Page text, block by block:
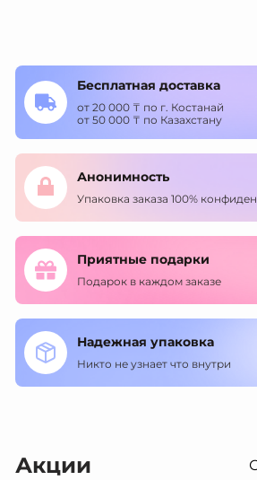
Бесплатная доставка
от 20 000 ₸ по г. Костанай
от 50 000 ₸ по Казахстану
Анонимность
Упаковка заказа 100%
Приятные подарки
Подарок в каждом заказе
Надежная упаковка
Никто не узнает что внутри
Акции